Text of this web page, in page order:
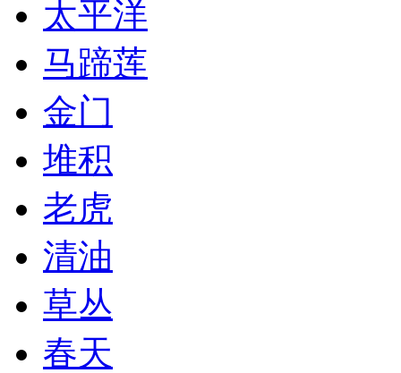
太平洋
马蹄莲
金门
堆积
老虎
清油
草丛
春天